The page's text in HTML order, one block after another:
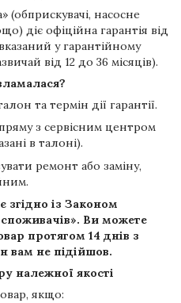
(обприскувачі, насосне
діє офіційна гарантія від
у гарантійному
від 12 до 36 місяців).
та термін дії гарантії.
з сервісним центром
в талоні).
ремонт або заміну,
згідно із Законом
Ви можете
протягом 14 днів з
вам не підійшов.
належної якості
якщо: